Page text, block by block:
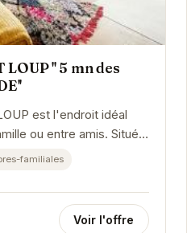
'' 5 mn des
est l'endroit idéal
ou entre amis. Située
des attractions du Cap...
familiales
Voir l'offre